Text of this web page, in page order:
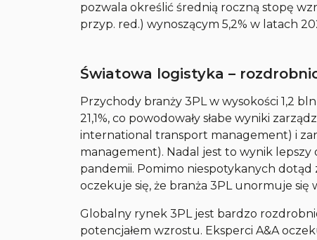
pozwala określić średnią roczną stopę
przyp. red.) wynoszącym 5,2% w latach
Światowa logistyka –
Przychody branży 3PL w wysokości 1,2
21,1%, co powodowały słabe wyniki
international transport management) i
management). Nadal jest to wynik lepszy
pandemii. Pomimo niespotykanych dotąd
oczekuje się, że branża 3PL unormuje
Globalny rynek 3PL jest bardzo
potencjałem wzrostu. Eksperci A&A